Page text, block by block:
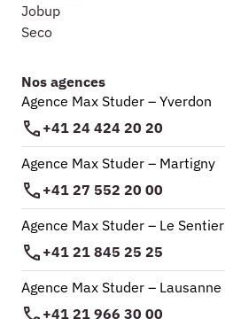
Jobup
Seco
Nos agences
Agence Max Studer – Yverdon
+41 24 424 20 20
Agence Max Studer – Martigny
+41 27 552 20 00
Agence Max Studer – Le Sentier
+41 21 845 25 25
Agence Max Studer – Lausanne
+41 21 966 30 00